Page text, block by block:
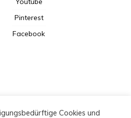
Pinterest
Facebook
Cookies und